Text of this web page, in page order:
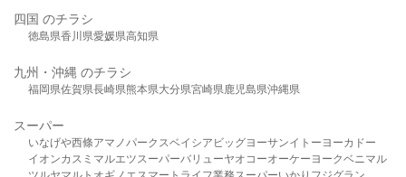
四国 のチラシ
徳島県香川県愛媛県高知県
九州・沖縄 のチラシ
福岡県佐賀県長崎県熊本県大分県宮崎県鹿児島県沖縄県
スーパー
いなげや西條アマノパークスベイシア ビッグヨーサンイトーヨーカドー
イオンカスミ マルエツスーパーバリューヤオコーオーケー ヨークベニマル